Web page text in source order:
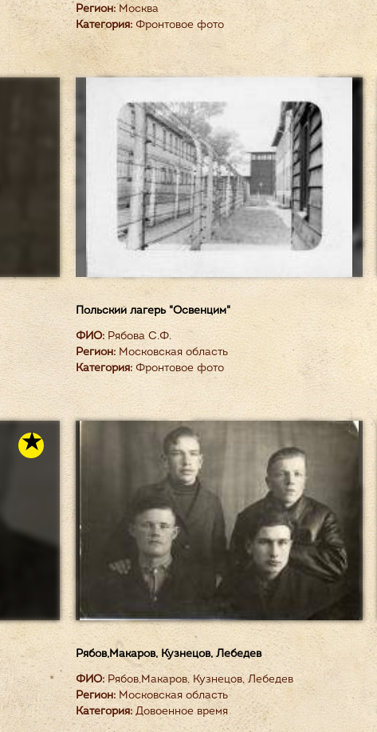
Регион:Москва
Категория:Фронтовое фото
Польский лагерь "Освенцим"
ФИО:Рябова С.Ф.
Регион:Московская область
Категория:Фронтовое фото
Рябов,Макаров, Кузнецов, Лебедев
ФИО:Рябов,Макаров, Кузнецов, Лебедев
Регион:Московская область
Категория:Довоенное время